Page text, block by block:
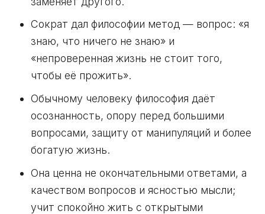
Сократ дал философии метод — вопрос: «я
знаю, что ничего не знаю» и
«непроверенная жизнь не стоит того,
чтобы её прожить».
Обычному человеку философия даёт
осознанность, опору перед большими
вопросами, защиту от манипуляций и более
богатую жизнь.
Она ценна не окончательными ответами, а
качеством вопросов и ясностью мысли;
учит спокойно жить с открытыми